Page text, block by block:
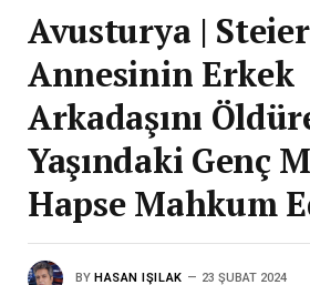
Avusturya |
Annesinin Erkek
Arkadaşını
Yaşındaki Genç
Hapse Mahkum
BY HASAN IŞILAK 23 ŞUBAT 2024